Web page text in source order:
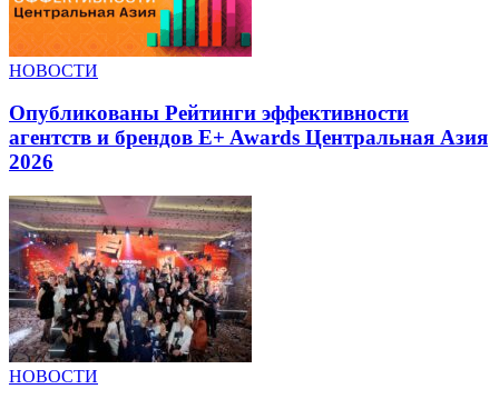
НОВОСТИ
Опубликованы Рейтинги эффективности
агентств и брендов E+ Awards Центральная Азия
2026
НОВОСТИ